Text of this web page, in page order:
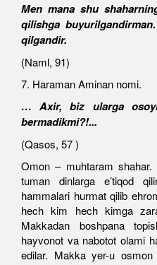
Men mana shu
qilishga
qilgandir.
(Naml, 91)
7. Haraman Aminan nomi.
… Axir, biz ularga
bermadikmi?!...
(Qasos, 57 )
Omon – muhtaram
tuman dinlarga e’tiqod
hammalari hurmat qilib
hech kim hech kimga
Makkadan boshpana
hayvonot va nabotot olami
edilar. Makka yer-u